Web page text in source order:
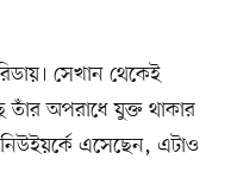
সেখান থেকেই
তাঁর অপরাধে যুক্ত থাকার
এসেছেন, এটাও